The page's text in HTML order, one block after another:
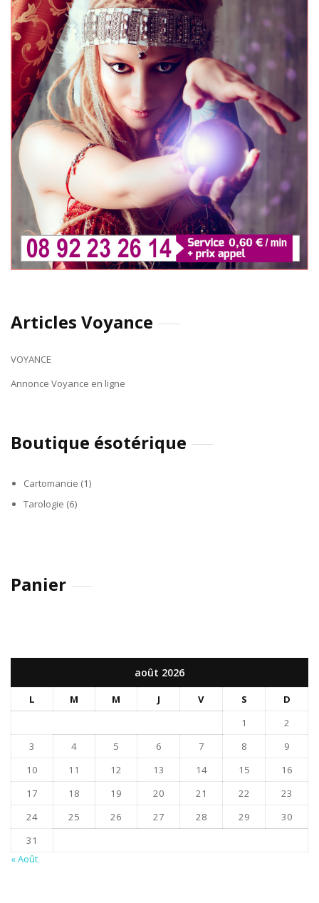
Articles Voyance
VOYANCE
Annonce Voyance en ligne
Boutique ésotérique
Cartomancie (1)
Tarologie (6)
Panier
août 2026
L M M J V S
D
1
2
3
4 5 6 7 8
9
10
11 12 13 14 15
16
17
18 19 20 21 22
23
24
25 26 27 28 29
30
31
« Août